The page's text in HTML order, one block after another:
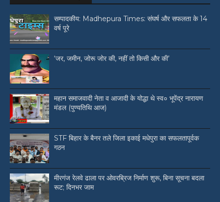
सम्पादकीय: Madhepura Times: संघर्ष और सफलता के 14
वर्ष पूरे
‘जर, जमीन, जोरू जोर की, नहीं तो किसी और की’
महान समाजवादी नेता व आजादी के योद्धा थे स्व० भूपेंद्र नारायण
मंडल (पुण्यतिथि आज)
STF बिहार के बैनर तले जिला इकाई मधेपुरा का सफलतापूर्वक
गठन
मीरगंज रेलवे ढाला पर ओवरब्रिज निर्माण शुरू, बिना सूचना बदला
रूट; दिनभर जाम